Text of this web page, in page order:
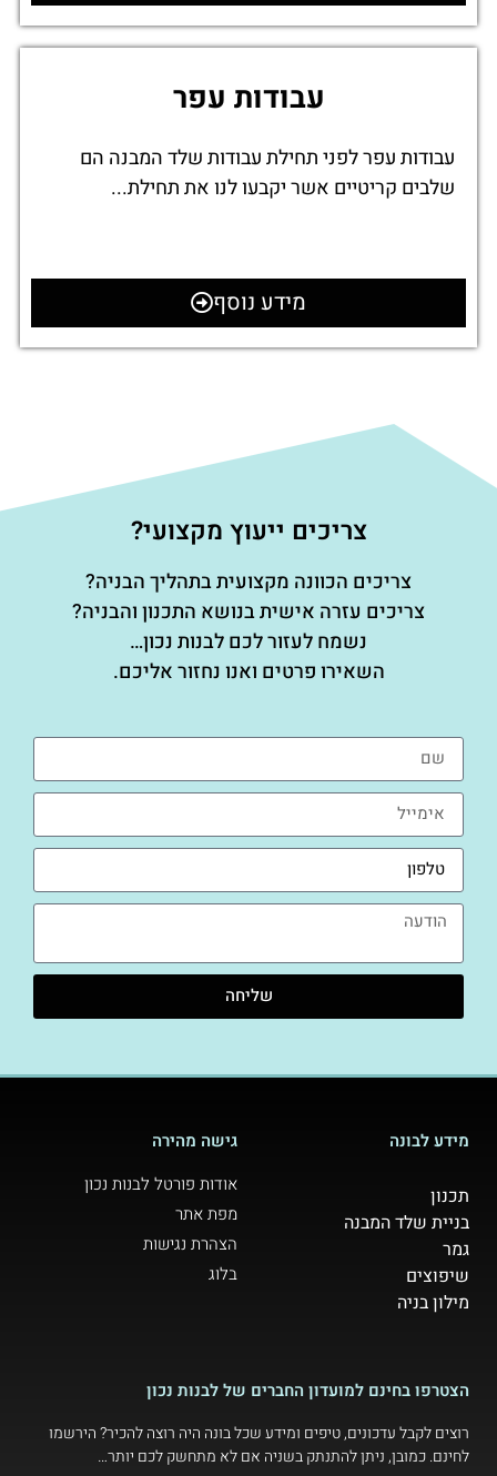
עבודות עפר
עבודות עפר לפני תחילת עבודות שלד המבנה הם
שלבים קריטיים אשר יקבעו לנו את תחילת...
מידע נוסף
צריכים ייעוץ מקצועי?
צריכים הכוונה מקצועית בתהליך הבניה?
צריכים עזרה אישית בנושא התכנון והבניה?
נשמח לעזור לכם לבנות נכון…
השאירו פרטים ואנו נחזור אליכם.
שליחה
מידע לבונה
תכנון
בניית שלד המבנה
גמר
שיפוצים
מילון בניה
גישה מהירה
אודות פורטל לבנות נכון
מפת אתר
הצהרת נגישות
בלוג
הצטרפו בחינם למועדון החברים של לבנות נכון
רוצים לקבל עדכונים, טיפים ומידע שכל בונה היה רוצה להכיר? הירשמו
לחינם. כמובן, ניתן להתנתק בשניה אם לא מתחשק לכם יותר…